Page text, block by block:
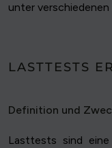
unter
LASTTESTS
Definition und
Lasttests sind